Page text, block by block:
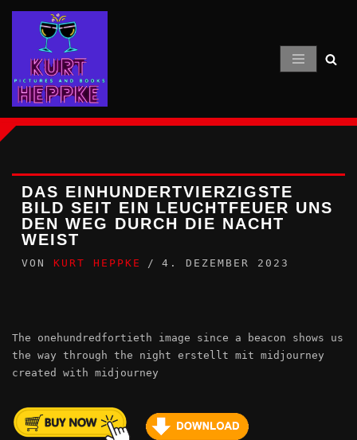
Inhalt
springen
DAS EINHUNDERTVIERZIGSTE
BILD SEIT EIN LEUCHTFEUER UNS
DEN WEG DURCH DIE NACHT
WEIST
VON KURT HEPPKE 4. DEZEMBER 2023
The onehundredfortieth image since a beacon shows us
the way through the night erstellt mit midjourney
created with midjourney